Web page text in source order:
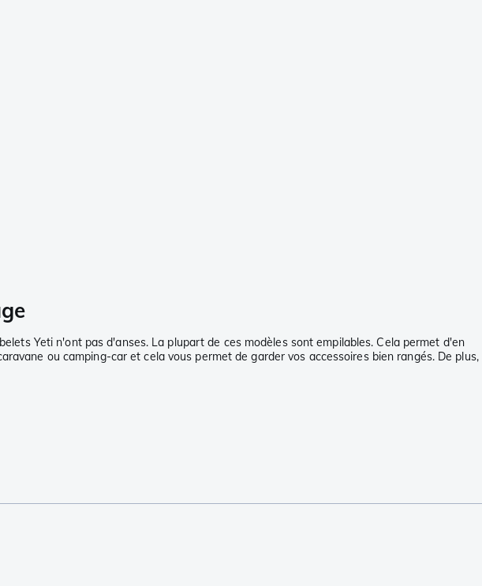
Yeti n'ont pas d'anses. La plupart de ces modèles sont empilables. Cela permet d'en
ou camping-car et cela vous permet de garder vos accessoires bien rangés. De plus,